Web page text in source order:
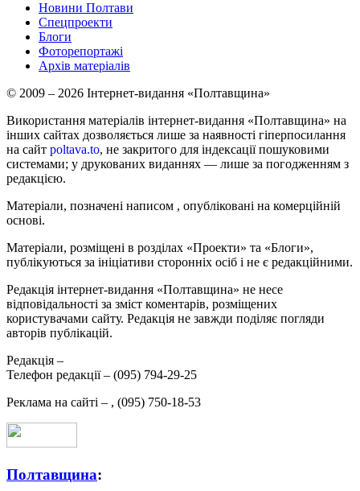
Новини Полтави
Спецпроекти
Блоги
Фоторепортажі
Архів матеріалів
© 2009 – 2026 Інтернет-видання «Полтавщина»
Використання матеріалів інтернет-видання «Полтавщина» на
інших сайтах дозволяється лише за наявності гіперпосилання
на сайт poltava.to, не закритого для індексації пошуковими
системами; у друкованих виданнях — лише за погодженням з
редакцією.
Матеріали, позначені написом , опубліковані на комерційній
основі.
Матеріали, розміщені в розділах «Проекти» та «Блоги»,
публікуються за ініціативи сторонніх осіб і не є редакційними.
Редакція інтернет-видання «Полтавщина» не несе
відповідальності за зміст коментарів, розміщених
користувачами сайту. Редакція не завжди поділяє погляди
авторів публікацій.
Редакція –
Телефон редакції – (095) 794-29-25
Реклама на сайті – , (095) 750-18-53
Полтавщина: